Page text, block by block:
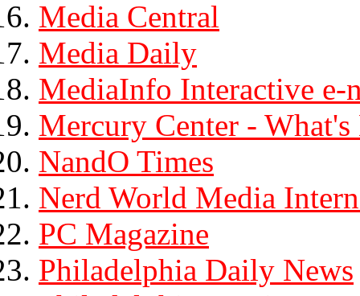
Media Central
Media Daily
MediaInfo Interactive e-
Mercury Center - What's
NandO Times
Nerd World Media
PC Magazine
Philadelphia Daily News